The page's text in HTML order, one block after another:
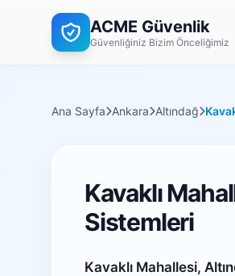
ACME Güvenlik
Güvenliğiniz Bizim Önceliğimiz
Ana Sayfa Ankara Altındağ
Kavaklı
Sistemleri
Kavaklı Mahallesi,